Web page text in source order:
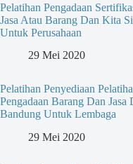
Pelatihan Pengadaan
Jasa Atau Barang Dan Kita
Untuk Perusahaan
29 Mei 2020
Pelatihan Penyediaan
Pengadaan Barang Dan
Bandung Untuk Lembaga
29 Mei 2020